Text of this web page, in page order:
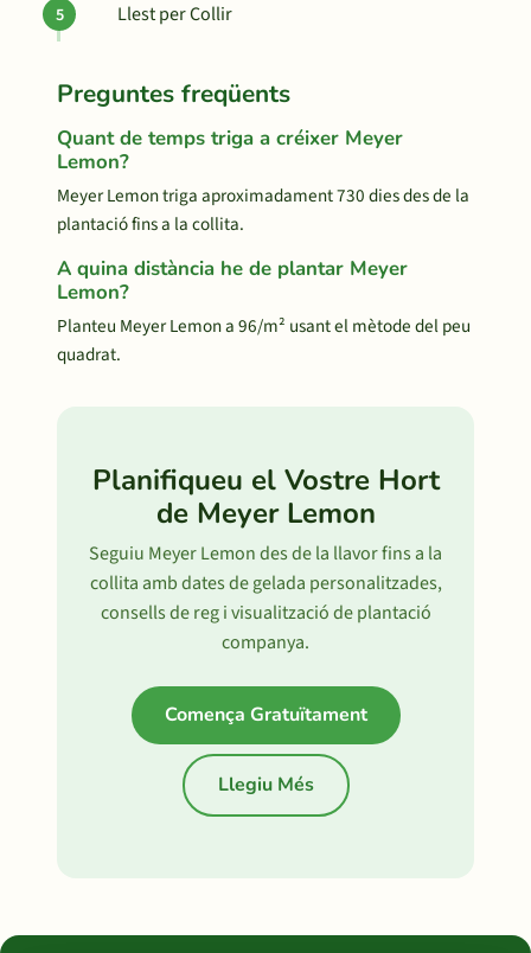
Llest per Collir
Preguntes freqüents
Quant de temps triga a créixer Meyer
Lemon?
Meyer Lemon triga aproximadament 730 dies des de la
plantació fins a la collita.
A quina distància he de plantar Meyer
Lemon?
Planteu Meyer Lemon a 96/m² usant el mètode del peu
quadrat.
Planifiqueu el Vostre Hort
de Meyer Lemon
Seguiu Meyer Lemon des de la llavor fins a la
collita amb dates de gelada personalitzades,
consells de reg i visualització de plantació
companya.
Comença Gratuïtament
Llegiu Més